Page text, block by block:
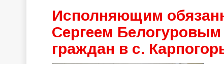
Исполняющим
Сергеем
граждан в с.